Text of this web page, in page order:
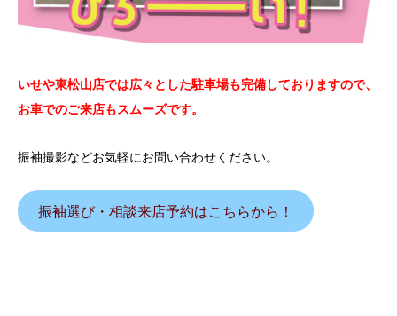
いせや東松山店では広々とした駐車場も完備しておりますので、
お車でのご来店もスムーズです。
振袖撮影などお気軽にお問い合わせください。
振袖選び・相談来店予約はこちらから！